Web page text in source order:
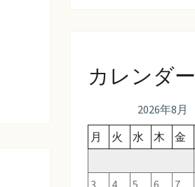
カレンダー
2026年8月
月
火 水 木 金
3
4 5 6 7